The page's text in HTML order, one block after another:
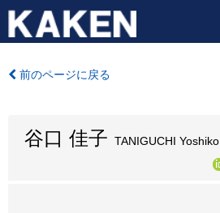
前のページに戻る
谷口 佳子 TANIGUCHI Yoshiko